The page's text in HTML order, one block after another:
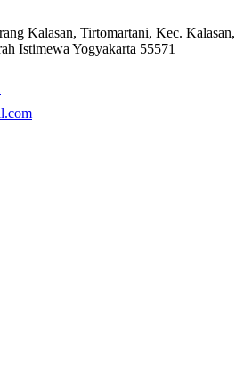
Kalasan, Tirtomartani, Kec. Kalasan,
Istimewa Yogyakarta 55571